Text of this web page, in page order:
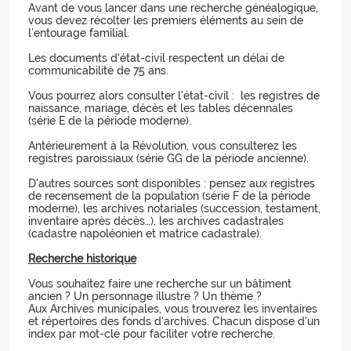
Avant de vous lancer dans une recherche généalogique,
vous devez récolter les premiers éléments au sein de
l’entourage familial.
Les documents d'état-civil respectent un délai de
communicabilité de 75 ans.
Vous pourrez alors consulter l'état-civil : les registres de
naissance, mariage, décès et les tables décennales
(série E de la période moderne).
Antérieurement à la Révolution, vous consulterez les
registres paroissiaux (série GG de la période ancienne).
D'autres sources sont disponibles : pensez aux registres
de recensement de la population (série F de la période
moderne), les archives notariales (succession, testament,
inventaire après décès…), les archives cadastrales
(cadastre napoléonien et matrice cadastrale).
Recherche historique
Vous souhaitez faire une recherche sur un bâtiment
ancien ? Un personnage illustre ? Un thème ?
Aux Archives municipales, vous trouverez les inventaires
et répertoires des fonds d'archives. Chacun dispose d'un
index par mot-clé pour faciliter votre recherche.